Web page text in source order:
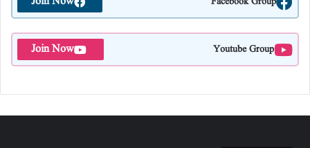
Youtube Group
Join Now